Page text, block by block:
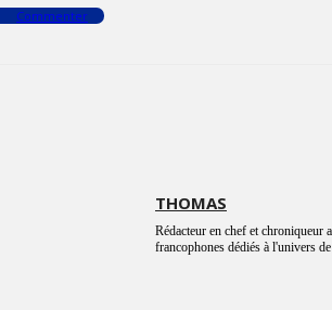
Commenter
THOMAS
Rédacteur en chef et chroniqueur
francophones dédiés à l'univers